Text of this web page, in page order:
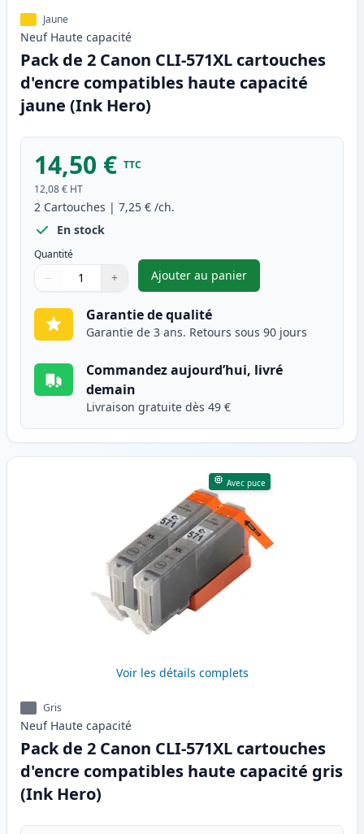
Jaune
Neuf Haute capacité
Pack de 2 Canon CLI-571XL cartouches
d'encre compatibles haute capacité
jaune (Ink Hero)
14,50 € TTC
12,08 € HT
2 Cartouches | 7,25 € /ch.
En stock
Quantité
Quantité
Utilisez les boutons pour ajuster
− +
Quantité
Ajouter au panier
,Pack de 2 Canon CLI-571XL
Garantie de qualité
Garantie de 3 ans. Retours sous 90 jours
Commandez aujourd’hui, livré
demain
Livraison gratuite dès 49 €
Avec puce
Voir les détails complets
Gris
Neuf Haute capacité
Pack de 2 Canon CLI-571XL cartouches
d'encre compatibles haute capacité gris
(Ink Hero)